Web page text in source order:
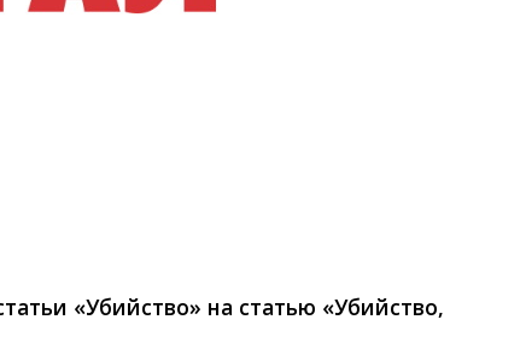
«Убийство» на статью «Убийство,